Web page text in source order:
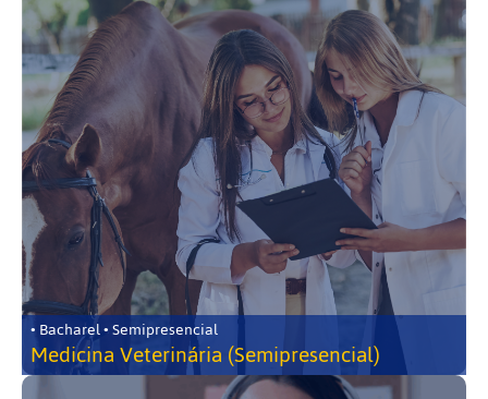
• Bacharel • Semipresencial
Medicina Veterinária (Semipresencial)